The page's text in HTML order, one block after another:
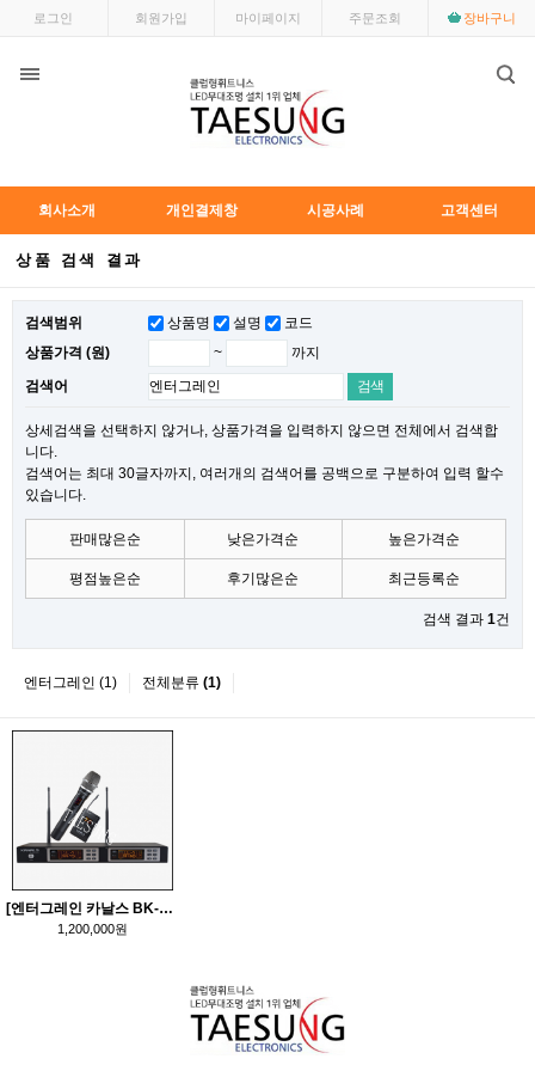
로그인 회원가입 마이페이지 주문조회 장바구니
회사소개 개인결제창 시공사례 고객센터
상품 검색 결과
검색범위 상품명 설명
코드
상품가격 (원)
~ 까지
검색어
상세검색을 선택하지 않거나, 상품가격을 입력하지 않으면 전체에서 검색합
니다.
검색어는 최대 30글자까지, 여러개의 검색어를 공백으로 구분하여 입력 할수
있습니다.
판매많은순 낮은가격순 높은가격순
평점높은순 후기많은순 최근등록순
검색 결과 1건
엔터그레인 (1) 전체분류 (1)
[엔터그레인 카날스 BK-2001A 무선마이크] KANALS/엔터그레인/2채널무선마이크/900MHz/
1,200,000원